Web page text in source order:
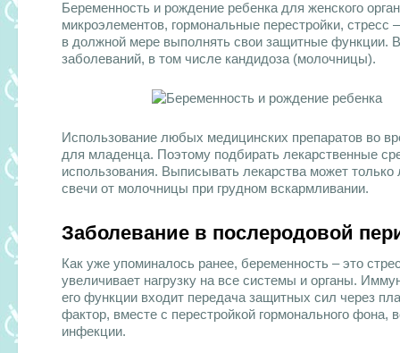
Беременность и рождение ребенка для женского
микроэлементов, гормональные перестройки,
в должной мере выполнять свои защитные функции.
заболеваний, в том числе кандидоза (молочницы).
Использование любых медицинских препаратов во
для младенца. Поэтому подбирать лекарственные
использования. Выписывать лекарства может
свечи от молочницы при грудном вскармливании.
Заболевание в послеродовой
Как уже упоминалось ранее, беременность – это
увеличивает нагрузку на все системы и органы.
его функции входит передача защитных сил через
фактор, вместе с перестройкой гормонального фона,
инфекции.